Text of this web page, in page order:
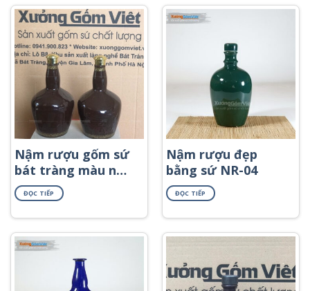
Nậm rượu gốm sứ
bát tràng màu nâu
vẽ viền kim in logo
NR-55
ĐỌC TIẾP
Nậm rượu đẹp
bằng sứ NR-04
ĐỌC TIẾP